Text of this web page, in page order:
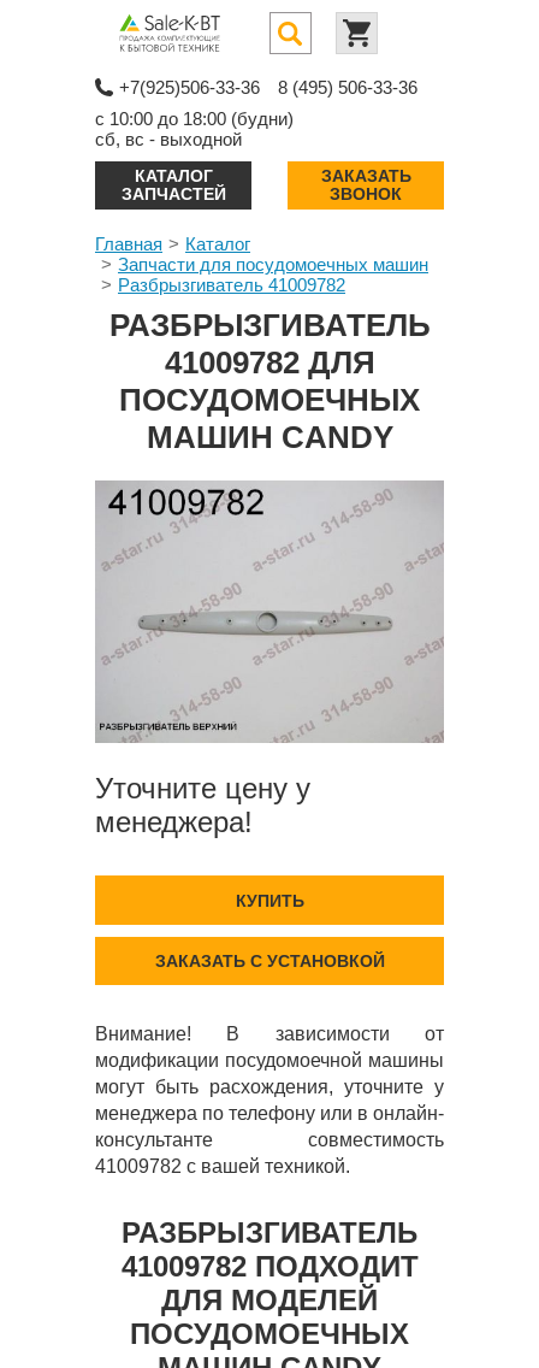
+7(925)506-33-36
8 (495) 506-33-36
с 10:00 до 18:00 (будни)
сб, вс - выходной
КАТАЛОГ
ЗАПЧАСТЕЙ
ЗАКАЗАТЬ
ЗВОНОК
Главная
Каталог
Запчасти для посудомоечных машин
Разбрызгиватель 41009782
РАЗБРЫЗГИВАТЕЛЬ
41009782 ДЛЯ
ПОСУДОМОЕЧНЫХ
МАШИН CANDY
Уточните цену у
менеджера!
КУПИТЬ
ЗАКАЗАТЬ С УСТАНОВКОЙ
Внимание! В зависимости от
модификации посудомоечной машины
могут быть расхождения, уточните у
менеджера по телефону или в онлайн-
консультанте совместимость
41009782 с вашей техникой.
РАЗБРЫЗГИВАТЕЛЬ
41009782 ПОДХОДИТ
ДЛЯ МОДЕЛЕЙ
ПОСУДОМОЕЧНЫХ